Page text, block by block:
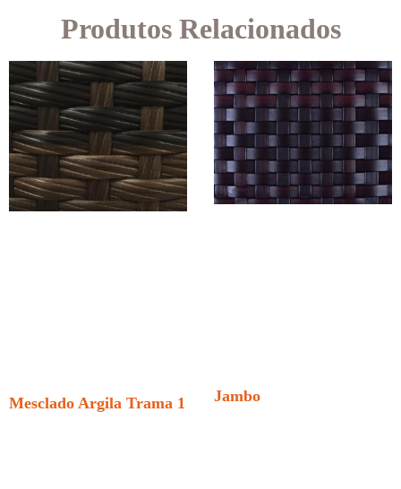
Produtos Relacionados
Mesclado Argila Trama 1 Jambo